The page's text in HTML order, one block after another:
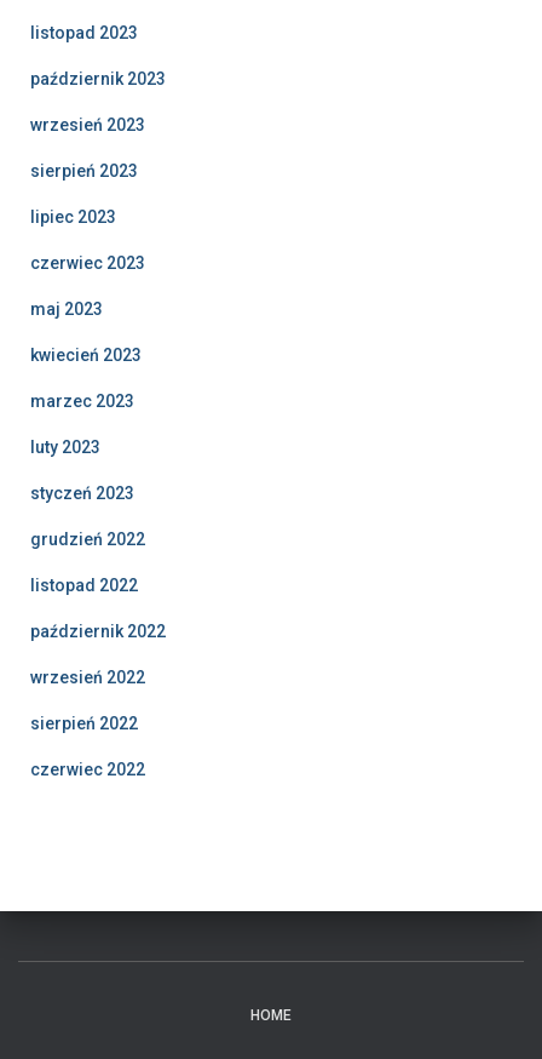
listopad 2023
październik 2023
wrzesień 2023
sierpień 2023
lipiec 2023
czerwiec 2023
maj 2023
kwiecień 2023
marzec 2023
luty 2023
styczeń 2023
grudzień 2022
listopad 2022
październik 2022
wrzesień 2022
sierpień 2022
czerwiec 2022
HOME